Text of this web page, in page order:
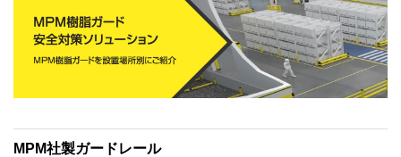
MPM社製ガードレール